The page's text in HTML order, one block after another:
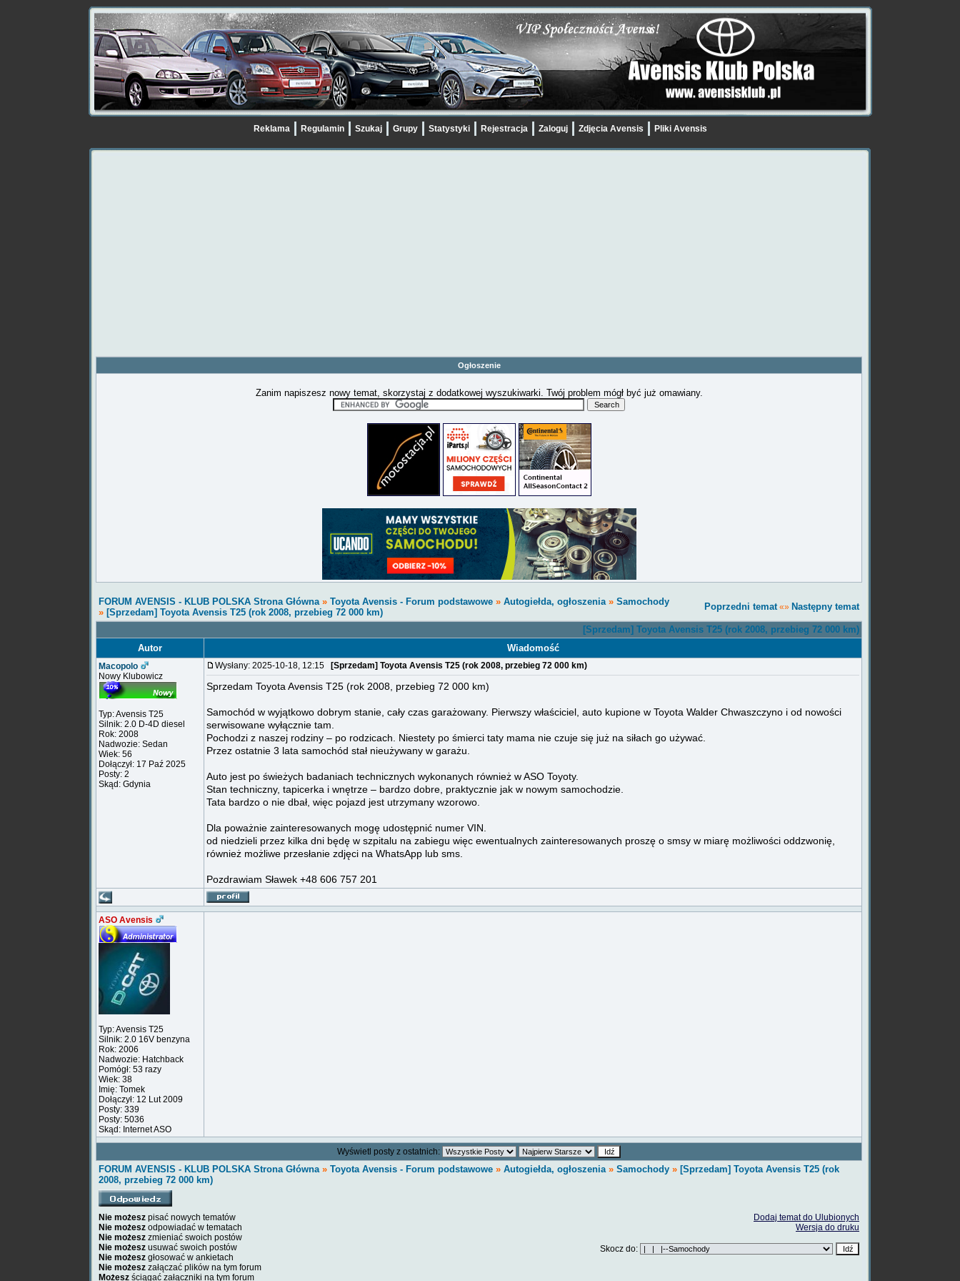
Reklama Regulamin Szukaj Grupy Statystyki Rejestracja Zaloguj Zdjęcia Avensis Pliki Avensis
Ogłoszenie
Zanim napiszesz nowy temat, skorzystaj z dodatkowej wyszukiwarki. Twój problem mógł być już omawiany.
FORUM AVENSIS - KLUB POLSKA Strona Główna» Toyota Avensis - Forum podstawowe » Autogiełda, ogłoszenia» Samochody
» [Sprzedam] Toyota Avensis T25 (rok 2008, przebieg 72 000 km)
Poprzedni temat«» Następny temat
[Sprzedam] Toyota Avensis T25 (rok 2008, przebieg 72 000 km)
Autor
Wiadomość
Macopolo
Nowy Klubowicz
Typ: Avensis T25
Silnik: 2.0 D-4D diesel
Rok: 2008
Nadwozie: Sedan
Wiek: 56
Dołączył: 17 Paź 2025
Posty: 2
Skąd: Gdynia
Wysłany: 2025-10-18, 12:15 [Sprzedam] Toyota Avensis T25 (rok 2008, przebieg 72 000 km)
Sprzedam Toyota Avensis T25 (rok 2008, przebieg 72 000 km)
Samochód w wyjątkowo dobrym stanie, cały czas garażowany. Pierwszy właściciel, auto kupione w Toyota Walder Chwaszczyno i od nowości
serwisowane wyłącznie tam.
Pochodzi z naszej rodziny – po rodzicach. Niestety po śmierci taty mama nie czuje się już na siłach go używać.
Przez ostatnie 3 lata samochód stał nieużywany w garażu.
Auto jest po świeżych badaniach technicznych wykonanych również w ASO Toyoty.
Stan techniczny, tapicerka i wnętrze – bardzo dobre, praktycznie jak w nowym samochodzie.
Tata bardzo o nie dbał, więc pojazd jest utrzymany wzorowo.
Dla poważnie zainteresowanych mogę udostępnić numer VIN.
od niedzieli przez kilka dni będę w szpitalu na zabiegu więc ewentualnych zainteresowanych proszę o smsy w miarę możliwości oddzwonię,
również możliwe przesłanie zdjęci na WhatsApp lub sms.
Pozdrawiam Sławek +48 606 757 201
ASO Avensis
Typ: Avensis T25
Silnik: 2.0 16V benzyna
Rok: 2006
Nadwozie: Hatchback
Pomógł: 53 razy
Wiek: 38
Imię: Tomek
Dołączył: 12 Lut 2009
Posty: 339
Posty: 5036
Skąd: Internet ASO
Wyświetl posty z ostatnich:
FORUM AVENSIS - KLUB POLSKA Strona Główna» Toyota Avensis - Forum podstawowe » Autogiełda, ogłoszenia» Samochody » [Sprzedam] Toyota Avensis T25 (rok
2008, przebieg 72 000 km)
Nie możesz pisać nowych tematów
Nie możesz odpowiadać w tematach
Nie możesz zmieniać swoich postów
Nie możesz usuwać swoich postów
Nie możesz głosować w ankietach
Nie możesz załączać plików na tym forum
Możesz ściągać załączniki na tym forum
Dodaj temat do Ulubionych
Wersja do druku
Skocz do: